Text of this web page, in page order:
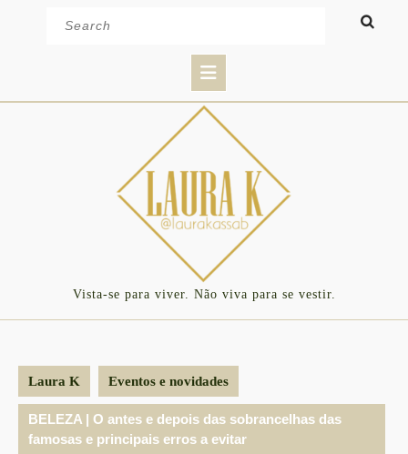
Button
Vista-se para viver. Não viva para se vestir.
Laura K Eventos e novidades
BELEZA | O antes e depois das sobrancelhas das
famosas e principais erros a evitar